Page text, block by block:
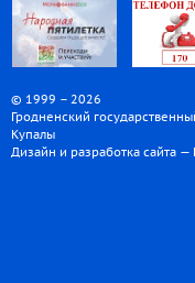
© 1999 – 2026
Гродненский
Купалы
Дизайн и разработка сайта